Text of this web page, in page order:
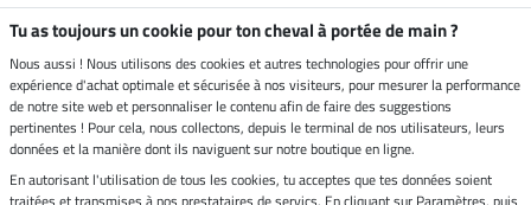
Boutique climatiquement
Livraison par
Paiement sécurisé
Tu as toujours un cookie pour ton cheval à portée de main ?
Nous aussi ! Nous utilisons des cookies et autres technologies pour offrir une
expérience d'achat optimale et sécurisée à nos visiteurs, pour mesurer la performance
de notre site web et personnaliser le contenu afin de faire des suggestions
pertinentes ! Pour cela, nous collectons, depuis le terminal de nos utilisateurs, leurs
données et la manière dont ils naviguent sur notre boutique en ligne.
En autorisant l'utilisation de tous les cookies, tu acceptes que tes données soient